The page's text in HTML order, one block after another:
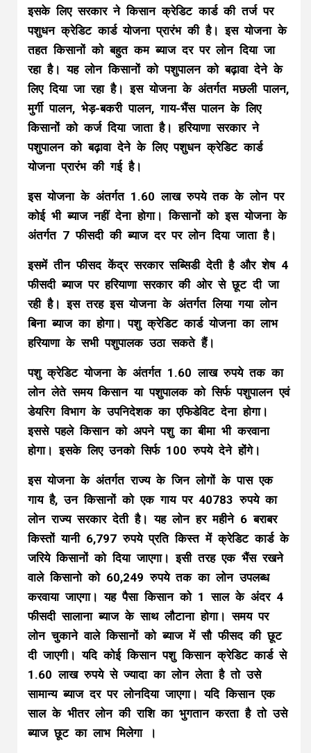
इसके लिए सरकार ने किसान क्रेडिट कार्ड की तर्ज पर
पशुधन क्रेडिट कार्ड योजना प्रारंभ की है। इस योजना के
तहत किसानों को बहुत कम ब्याज दर पर लोन दिया जा
रहा है। यह लोन किसानों को पशुपालन को बढ़ावा देने के
लिए दिया जा रहा है। इस योजना के अंतर्गत मछली पालन,
मुर्गी पालन, भेड़-बकरी पालन, गाय-भैंस पालन के लिए
किसानों को कर्ज दिया जाता है। हरियाणा सरकार ने
पशुपालन को बढ़ावा देने के लिए पशुधन क्रेडिट कार्ड
योजना प्रारंभ की गई है।
इस योजना के अंतर्गत 1.60 लाख रुपये तक के लोन पर
कोई भी ब्याज नहीं देना होगा। किसानों को इस योजना के
अंतर्गत 7 फीसदी की ब्याज दर पर लोन दिया जाता है।
इसमें तीन फीसद केंद्र सरकार सब्सिडी देती है और शेष 4
फीसदी ब्याज पर हरियाणा सरकार की ओर से छूट दी जा
रही है। इस तरह इस योजना के अंतर्गत लिया गया लोन
बिना ब्याज का होगा। पशु क्रेडिट कार्ड योजना का लाभ
हरियाणा के सभी पशुपालक उठा सकते हैं।
पशु क्रेडिट योजना के अंतर्गत 1.60 लाख रुपये तक का
लोन लेते समय किसान या पशुपालक को सिर्फ पशुपालन एवं
डेयरिग विभाग के उपनिदेशक का एफिडेविट देना होगा।
इससे पहले किसान को अपने पशु का बीमा भी करवाना
होगा। इसके लिए उनको सिर्फ 100 रुपये देने होंगे।
इस योजना के अंतर्गत राज्य के जिन लोगों के पास एक
गाय है, उन किसानों को एक गाय पर 40783 रुपये का
लोन राज्य सरकार देती है। यह लोन हर महीने 6 बराबर
किस्तों यानी 6,797 रुपये प्रति किस्त में क्रेडिट कार्ड के
जरिये किसानों को दिया जाएगा। इसी तरह एक भैंस रखने
वाले किसानो को 60,249 रुपये तक का लोन उपलब्ध
करवाया जाएगा। यह पैसा किसान को 1 साल के अंदर 4
फीसदी सालाना ब्याज के साथ लौटाना होगा। समय पर
लोन चुकाने वाले किसानों को ब्याज में सौ फीसद की छूट
दी जाएगी। यदि कोई किसान पशु किसान क्रेडिट कार्ड से
1.60 लाख रुपये से ज्यादा का लोन लेता है तो उसे
सामान्य ब्याज दर पर लोनदिया जाएगा। यदि किसान एक
साल के भीतर लोन की राशि का भुगतान करता है तो उसे
ब्याज छूट का लाभ मिलेगा ।